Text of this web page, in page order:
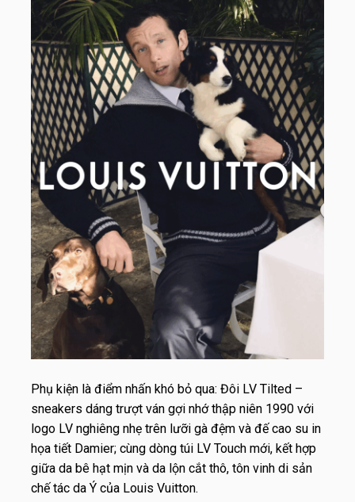
Phụ kiện là điểm nhấn khó bỏ qua: Đôi LV Tilted –
sneakers dáng trượt ván gợi nhớ thập niên 1990 với
logo LV nghiêng nhẹ trên lưỡi gà đệm và đế cao su in
họa tiết Damier; cùng dòng túi LV Touch mới, kết hợp
giữa da bê hạt mịn và da lộn cắt thô, tôn vinh di sản
chế tác da Ý của Louis Vuitton.